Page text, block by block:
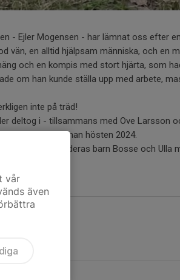
- Ejler Mogensen - har lämnat oss efter
vän, en alltid hjälpsam människa, och en
och en kompis med stort hjärta, som
om han kunde ställa upp med arbete,
inte på träd!
deltog i - tillsammans med Ove Larsson
av banan hösten 2024.
Jytte, och deras barn Bosse och Ulla
vår
även